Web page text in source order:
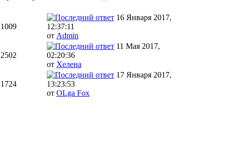
1009
16 Января 2017,
12:37:11
от Admin
2502
11 Мая 2017,
02:20:36
от Хелена
1724
17 Января 2017,
13:23:53
от OLga Fox